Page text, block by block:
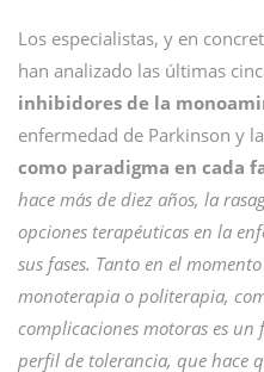
Los especialistas, y en
han analizado las últimas
inhibidores de la
enfermedad de Parkinson y
como paradigma en cada
hace más de diez años, la
opciones terapéuticas en la
sus fases. Tanto en el
monoterapia o politerapia,
complicaciones motoras es
perfil de tolerancia, que hace